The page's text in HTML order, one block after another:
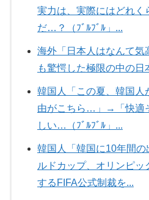
実力は、実際にはどれく
だ…？（ﾌﾞﾙﾌﾞﾙ」...
海外「日本人はなんて気
も驚愕した極限の中の
韓国人「この夏、韓国人
由がこちら…」→「快適
しい…（ﾌﾞﾙﾌﾞﾙ」...
韓国人「韓国に10年間
ルドカップ、オリンピ
するFIFA公式制裁を...